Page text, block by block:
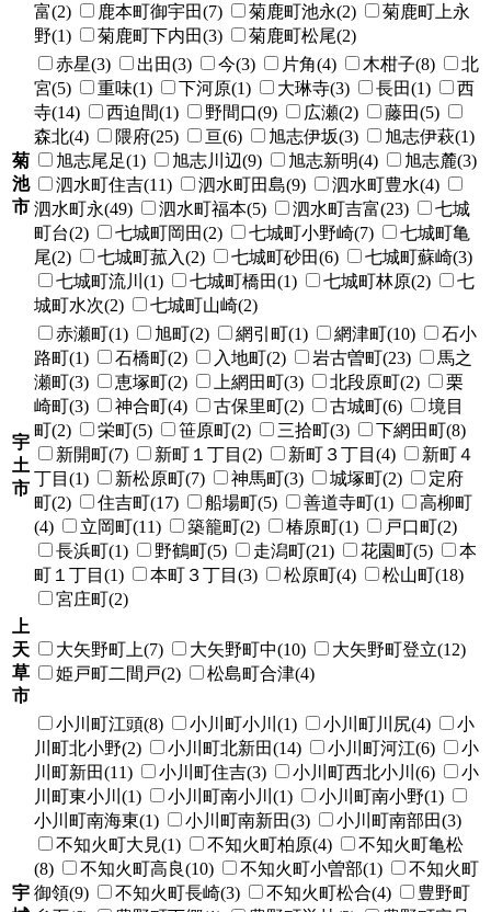
富(2)
鹿本町御宇田(7) 菊鹿町池永(2)
菊鹿町上永
野(1)
菊鹿町下内田(3) 菊鹿町松尾(2)
菊
池
市
赤星(3) 出田(3) 今(3) 片角(4) 木柑子(8)
北
宮(5)
重味(1) 下河原(1) 大琳寺(3) 長田(1)
西
寺(14)
西迫間(1) 野間口(9) 広瀬(2)
藤田(5)
森北(4)
隈府(25) 亘(6) 旭志伊坂(3)
旭志伊萩(1)
旭志尾足(1)
旭志川辺(9) 旭志新明(4)
旭志麓(3)
泗水町住吉(11)
泗水町田島(9)
泗水町豊水(4)
泗水町永(49)
泗水町福本(5) 泗水町吉富(23)
七城
町台(2)
七城町岡田(2) 七城町小野崎(7)
七城町亀
尾(2)
七城町菰入(2) 七城町砂田(6)
七城町蘇崎(3)
七城町流川(1)
七城町橋田(1) 七城町林原(2)
七
城町水次(2)
七城町山崎(2)
宇
土
市
赤瀬町(1) 旭町(2) 網引町(1) 網津町(10)
石小
路町(1)
石橋町(2) 入地町(2) 岩古曽町(23)
馬之
瀬町(3)
恵塚町(2) 上網田町(3) 北段原町(2)
栗
崎町(3)
神合町(4) 古保里町(2) 古城町(6)
境目
町(2)
栄町(5) 笹原町(2) 三拾町(3)
下網田町(8)
新開町(7)
新町１丁目(2) 新町３丁目(4)
新町４
丁目(1)
新松原町(7) 神馬町(3) 城塚町(2)
定府
町(2)
住吉町(17) 船場町(5) 善道寺町(1)
高柳町
(4)
立岡町(11) 築籠町(2) 椿原町(1)
戸口町(2)
長浜町(1)
野鶴町(5) 走潟町(21) 花園町(5)
本
町１丁目(1)
本町３丁目(3) 松原町(4)
松山町(18)
宮庄町(2)
上
天
草
市
大矢野町上(7) 大矢野町中(10)
大矢野町登立(12)
姫戸町二間戸(2)
松島町合津(4)
宇
小川町江頭(8) 小川町小川(1) 小川町川尻(4)
小
川町北小野(2)
小川町北新田(14) 小川町河江(6)
小
川町新田(11)
小川町住吉(3) 小川町西北小川(6)
小
川町東小川(1)
小川町南小川(1)
小川町南小野(1)
小川町南海東(1)
小川町南新田(3)
小川町南部田(3)
不知火町大見(1)
不知火町柏原(4)
不知火町亀松
(8)
不知火町高良(10) 不知火町小曽部(1)
不知火町
御領(9)
不知火町長崎(3) 不知火町松合(4)
豊野町